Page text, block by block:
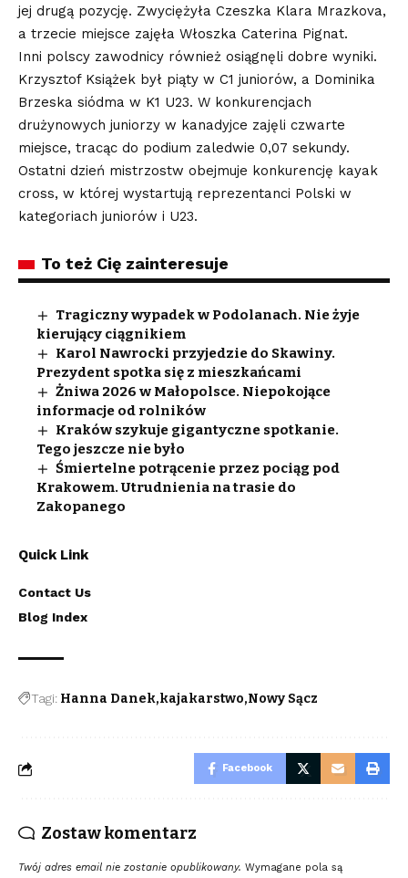
jej drugą pozycję. Zwyciężyła Czeszka Klara Mrazkova,
a trzecie miejsce zajęła Włoszka Caterina Pignat.
Inni polscy zawodnicy również osiągnęli dobre wyniki.
Krzysztof Książek był piąty w C1 juniorów, a Dominika
Brzeska siódma w K1 U23. W konkurencjach
drużynowych juniorzy w kanadyjce zajęli czwarte
miejsce, tracąc do podium zaledwie 0,07 sekundy.
Ostatni dzień mistrzostw obejmuje konkurencję kayak
cross, w której wystartują reprezentanci Polski w
kategoriach juniorów i U23.
To też Cię zainteresuje
Tragiczny wypadek w Podolanach. Nie żyje
kierujący ciągnikiem
Karol Nawrocki przyjedzie do Skawiny.
Prezydent spotka się z mieszkańcami
Żniwa 2026 w Małopolsce. Niepokojące
informacje od rolników
Kraków szykuje gigantyczne spotkanie.
Tego jeszcze nie było
Śmiertelne potrącenie przez pociąg pod
Krakowem. Utrudnienia na trasie do
Zakopanego
Quick Link
Contact Us
Blog Index
Tagi: Hanna Danek kajakarstwo Nowy Sącz
Facebook
Zostaw komentarz
Twój adres email nie zostanie opublikowany. Wymagane pola są